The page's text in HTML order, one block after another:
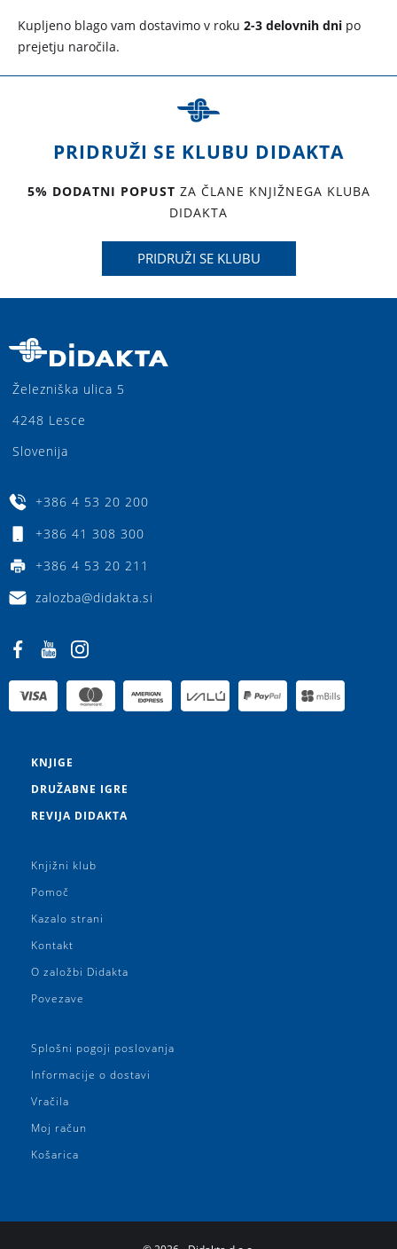
Kupljeno blago vam dostavimo v roku 2-3 delovnih dni po
prejetju naročila.
PRIDRUŽI SE KLUBU DIDAKTA
5% DODATNI POPUST ZA ČLANE KNJIŽNEGA KLUBA
DIDAKTA
PRIDRUŽI SE KLUBU
Železniška ulica 5
4248 Lesce
Slovenija
+386 4 53 20 200
+386 41 308 300
+386 4 53 20 211
zalozba@didakta.si
KNJIGE
DRUŽABNE IGRE
REVIJA DIDAKTA
Knjižni klub
Pomoč
Kazalo strani
Kontakt
O založbi Didakta
Povezave
Splošni pogoji poslovanja
Informacije o dostavi
Vračila
Moj račun
Košarica